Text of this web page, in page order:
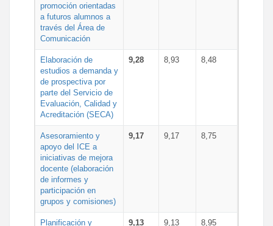
promoción orientadas
a futuros alumnos a
través del Área de
Comunicación
Elaboración de
estudios a demanda y
de prospectiva por
parte del Servicio de
Evaluación, Calidad y
Acreditación (SECA)
9,28 8,93 8,48
Asesoramiento y
apoyo del ICE a
iniciativas de mejora
docente (elaboración
de informes y
participación en
grupos y comisiones)
9,17 9,17 8,75
Planificación y
9,13 9,13 8,95